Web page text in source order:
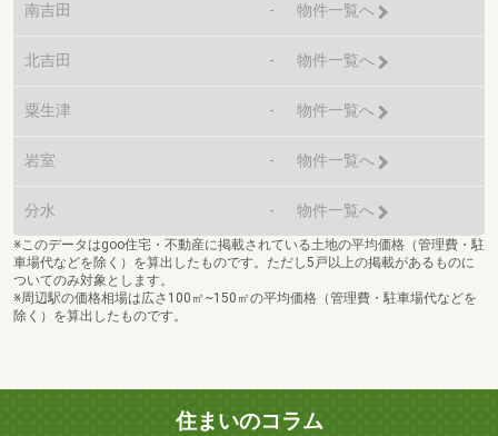
南吉田 - 物件一覧へ
北吉田 - 物件一覧へ
粟生津 - 物件一覧へ
岩室 - 物件一覧へ
分水 - 物件一覧へ
※このデータはgoo住宅・不動産に掲載されている土地の平均価格（管理費・駐
車場代などを除く）を算出したものです。ただし5戸以上の掲載があるものに
ついてのみ対象とします。
※周辺駅の価格相場は広さ100㎡~150㎡の平均価格（管理費・駐車場代などを
除く）を算出したものです。
住まいのコラム